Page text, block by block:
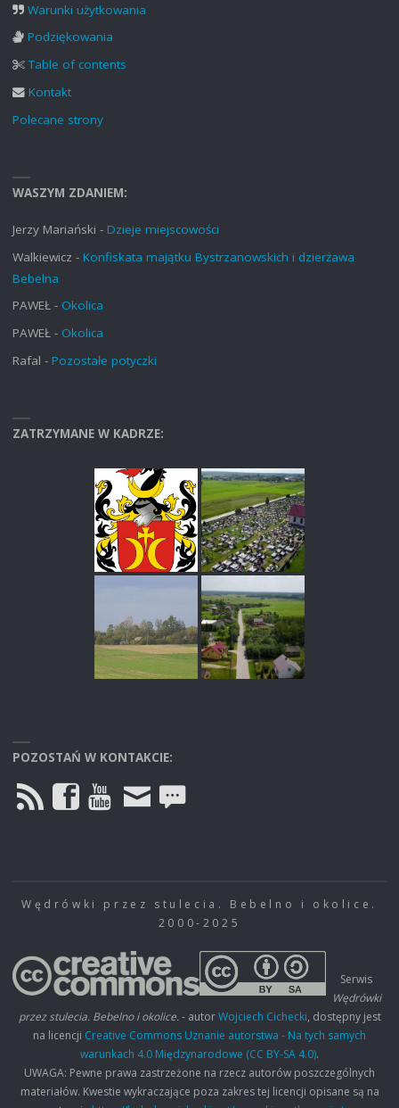
Warunki użytkowania
Podziękowania
Table of contents
Kontakt
Polecane strony
WASZYM ZDANIEM:
Jerzy Mariański - Dzieje miejscowości
Walkiewicz - Konfiskata majątku Bystrzanowskich i dzierżawa
Bebelna
PAWEŁ- Okolica
PAWEŁ- Okolica
Rafal - Pozostałe potyczki
ZATRZYMANE W KADRZE:
POZOSTAŃ W KONTAKCIE:
Wędrówki przez stulecia. Bebelno i okolice.
2000-2025
Serwis
Wędrówki
przez stulecia. Bebelno i okolice.- autorWojciech Cichecki, dostępny jest
na licencji Creative Commons Uznanie autorstwa - Na tych samych
warunkach 4.0 Międzynarodowe (CC BY-SA 4.0).
UWAGA: Pewne prawa zastrzeżone na rzecz autorów poszczególnych
materiałów. Kwestie wykraczające poza zakres tej licencji opisane są na